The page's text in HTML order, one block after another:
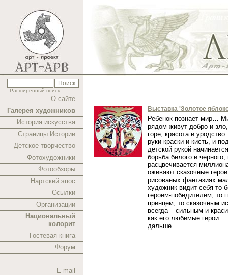
Расширенный поиск
О сайте
Галерея художников
История искусства
Страницы Истории
Детское творчество
Фотохудожники
Фотообзоры
Нартский эпос
Ссылки
Организации
Национальный
колорит
Гостевая книга
Форум
E-mail
Выставка 'Золотое
Ребенок познает мир…
рядом живут добро и
горе, красота и
руки краски и кисть, и
детской рукой
борьба белого и черного,
расцвечивается
оживают сказочные
рисованых фантазиях
художник видит себя то
героем-победителем, то
принцем, то сказочным
всегда – сильным и
как его любимые герои.
дальше...